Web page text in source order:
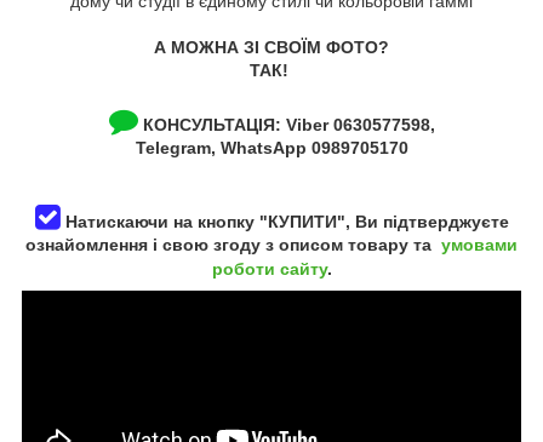
А МОЖНА ЗІ СВОЇМ ФОТО?
ТАК!
КОНСУЛЬТАЦІЯ: Viber 0630577598,
Telegram, WhatsApp 0989705170
Натискаючи на кнопку "КУПИТИ", Ви підтверджуєте
ознайомлення і свою згоду з описом товару та умовами
роботи сайту.